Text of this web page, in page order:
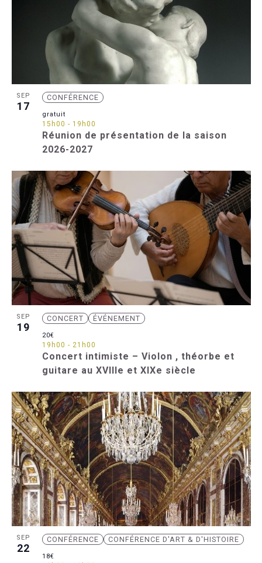
SEP
17
Réunion de présentation de la saison
2026-2027
CONFÉRENCE
15h00 - 19h00
gratuit
SEP
19
Concert intimiste – Violon , théorbe et
guitare au XVIIIe et XIXe siècle
CONCERT ÉVÉNEMENT
19h00 - 21h00
20€
SEP
22
CONFÉRENCE CONFÉRENCE D'ART & D'HISTOIRE
18€